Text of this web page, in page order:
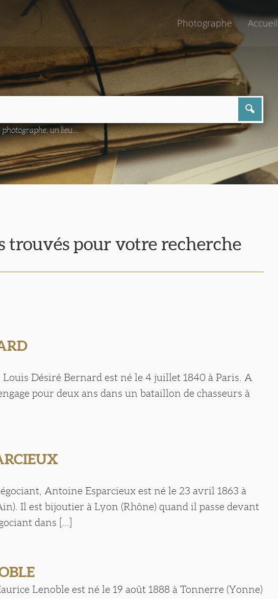
Photographe Accueil
un lieu...
trouvés pour votre recherche
Désiré Bernard est né le 4 juillet 1840 à Paris. A
pour deux ans dans un bataillon de chasseurs à
Antoine Esparcieux est né le 23 avril 1863 à
Il est bijoutier à Lyon (Rhône) quand il passe devant
dans [...]
Lenoble est né le 19 août 1888 à Tonnerre (Yonne)